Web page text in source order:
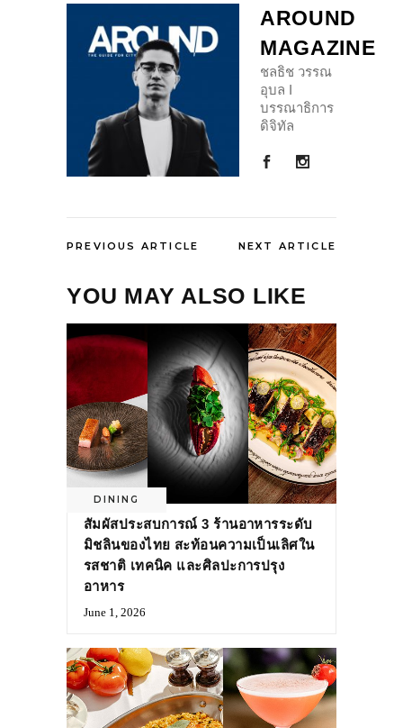
AROUND
MAGAZINE
ชลธิช วรรณ
อุบล I
บรรณาธิการ
ดิจิทัล
PREVIOUS ARTICLE NEXT ARTICLE
YOU MAY ALSO LIKE
DINING
สัมผัสประสบการณ์ 3 ร้านอาหารระดับ
มิชลินของไทย สะท้อนความเป็นเลิศใน
รสชาติ เทคนิค และศิลปะการปรุง
อาหาร
June 1, 2026